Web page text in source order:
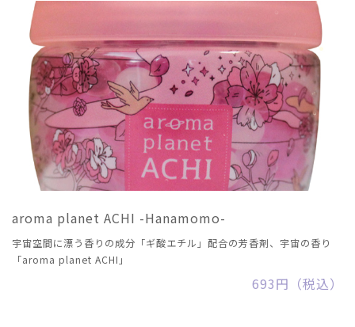
aroma planet ACHI -Hanamomo-
宇宙空間に漂う香りの成分「ギ酸エチル」配合の芳香剤、宇宙の香り
「aroma planet ACHI」
693円（税込）